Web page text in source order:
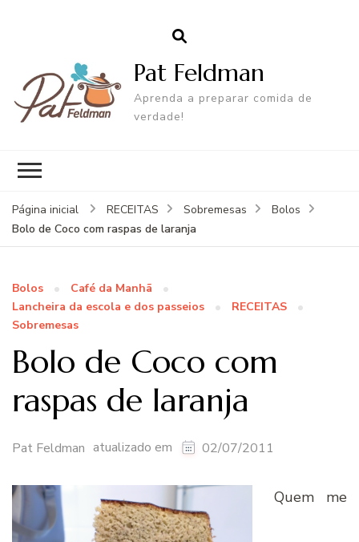
Pat Feldman
Aprenda a preparar comida de
verdade!
Página inicial RECEITAS Sobremesas
Bolos
Bolo de Coco com raspas de laranja
Bolos
Café da Manhã
Lancheira da escola e dos passeios
RECEITAS
Sobremesas
Bolo de Coco com
raspas de laranja
Pat Feldman atualizado em 02/07/2011
Quem me